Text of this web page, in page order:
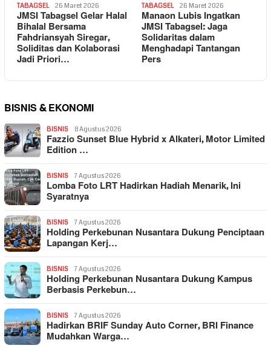
TABAGSEL 26 Maret 2026
JMSI Tabagsel Gelar Halal
Bihalal Bersama
Fahdriansyah Siregar,
Soliditas dan Kolaborasi
Jadi Priori…
TABAGSEL 26 Maret 2026
Manaon Lubis Ingatkan
JMSI Tabagsel: Jaga
Solidaritas dalam
Menghadapi Tantangan
Pers
BISNIS & EKONOMI
BISNIS 8 Agustus 2026
Fazzio Sunset Blue Hybrid x Alkateri, Motor Limited
Edition …
BISNIS 7 Agustus 2026
Lomba Foto LRT Hadirkan Hadiah Menarik, Ini
Syaratnya
BISNIS 7 Agustus 2026
Holding Perkebunan Nusantara Dukung Penciptaan
Lapangan Kerj…
BISNIS 7 Agustus 2026
Holding Perkebunan Nusantara Dukung Kampus
Berbasis Perkebun…
BISNIS 7 Agustus 2026
Hadirkan BRIF Sunday Auto Corner, BRI Finance
Mudahkan Warga…